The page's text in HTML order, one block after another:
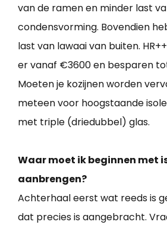
van de ramen en minder last
condensvorming. Bovendien
last van lawaai van buiten.
er vanaf €3600 en besparen
Moeten je kozijnen worden
meteen voor hoogstaande
met triple (driedubbel) glas.
Waar moet ik beginnen met
aanbrengen?
Achterhaal eerst wat reeds is
dat precies is aangebracht.